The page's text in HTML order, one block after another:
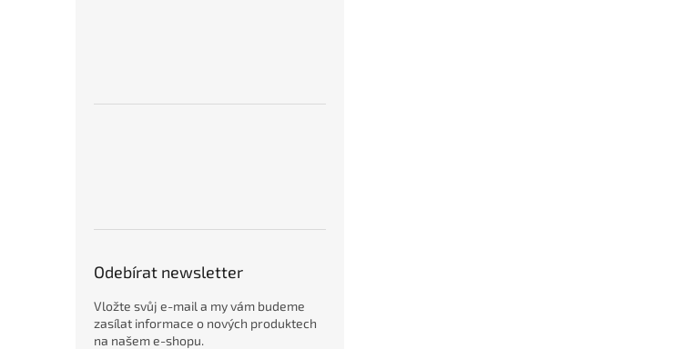
Odebírat newsletter
Vložte svůj e-mail a my vám budeme
zasílat informace o nových produktech
na našem e-shopu.